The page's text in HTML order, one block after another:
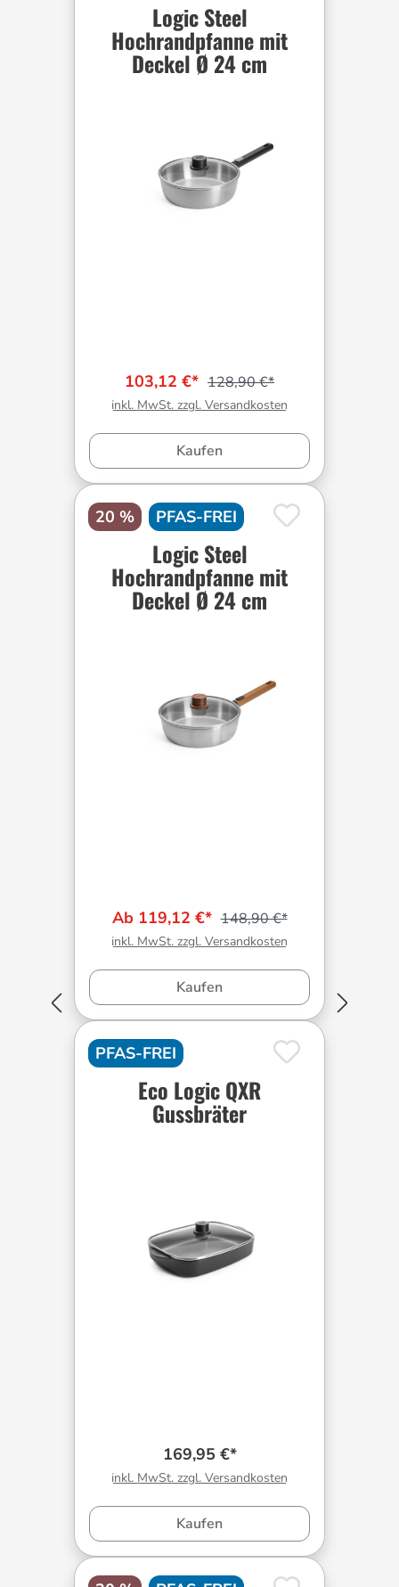
Logic Steel
Hochrandpfanne mit
Deckel Ø 24 cm
103,12 €* 128,90 €*
inkl. MwSt. zzgl. Versandkosten
Kaufen
20 % PFAS-FREI
Logic Steel
Hochrandpfanne mit
Deckel Ø 24 cm
Ab 119,12 €* 148,90 €*
inkl. MwSt. zzgl. Versandkosten
Kaufen
PFAS-FREI
Eco Logic QXR
Gussbräter
169,95 €*
inkl. MwSt. zzgl. Versandkosten
Kaufen